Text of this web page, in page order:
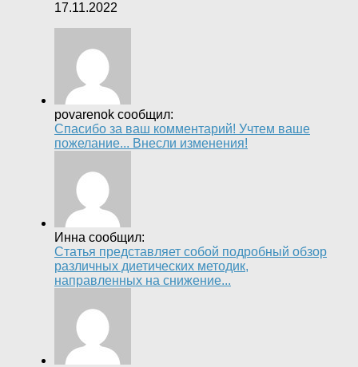
17.11.2022
povarenok сообщил:
Спасибо за ваш комментарий! Учтем ваше
пожелание... Внесли изменения!
Инна сообщил:
Статья представляет собой подробный обзор
различных диетических методик,
направленных на снижение...